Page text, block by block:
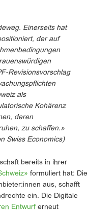
Einerseits hat
der auf
Revisionsvorschlag
als
Kohärenz
deren
zu schaffen.»
Swiss Economics)
bereits in ihrer
formuliert hat: Die
aus, schafft
ein. Die Digitale
Entwurf erneut